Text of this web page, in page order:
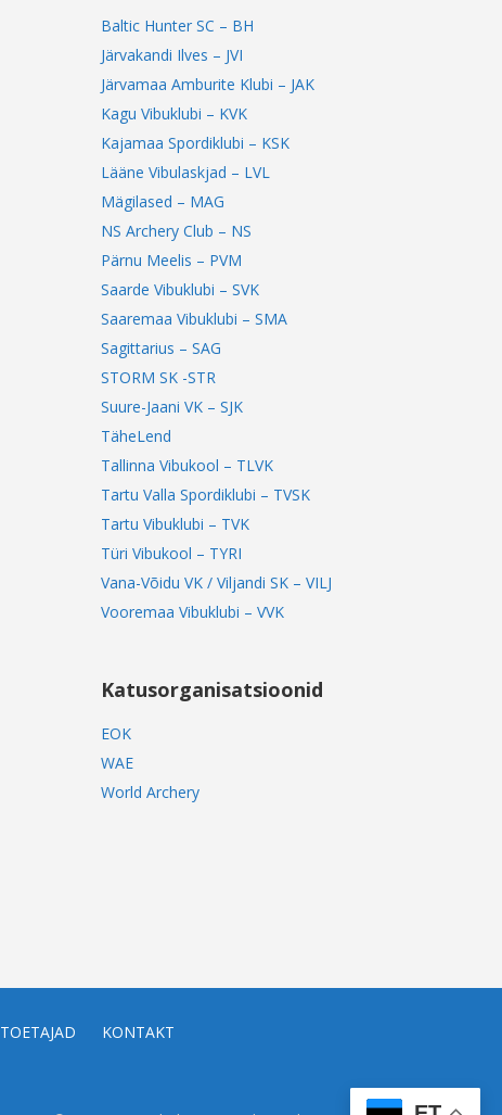
Baltic Hunter SC – BH
Järvakandi Ilves – JVI
Järvamaa Amburite Klubi – JAK
Kagu Vibuklubi – KVK
Kajamaa Spordiklubi – KSK
Lääne Vibulaskjad – LVL
Mägilased – MAG
NS Archery Club – NS
Pärnu Meelis – PVM
Saarde Vibuklubi – SVK
Saaremaa Vibuklubi – SMA
Sagittarius – SAG
STORM SK -STR
Suure-Jaani VK – SJK
TäheLend
Tallinna Vibukool – TLVK
Tartu Valla Spordiklubi – TVSK
Tartu Vibuklubi – TVK
Türi Vibukool – TYRI
Vana-Võidu VK / Viljandi SK – VILJ
Vooremaa Vibuklubi – VVK
Katusorganisatsioonid
EOK
WAE
World Archery
TOETAJAD KONTAKT